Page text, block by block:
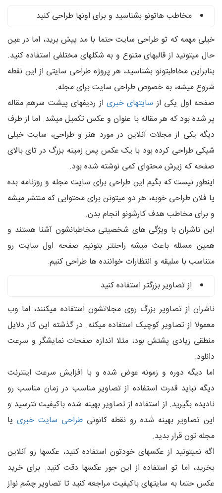
مخاطب هاتونو بشناسید و برای اونها طراحی کنید
خیلی مهمه که تو طراحی سایت حتما با مد پیش برید، اما در عین
حال میتونید از قالبهای متنوع و به شکلهای مختلفی استفاده کنید.
بنابراین مخاطبتونو بشناسید، هر پروژه طراحی سایتی از این نقطه
شروع میشه، به خصوص طراحی سایت برای مجله.
صفحه اول یکی از سایتهای خبری از ردیفهای پیشت سرهم مقاله
پر شده بود که هر مقاله با عنوان و عکس تکمیل میشد. اما از طرف
دیگه یکی از مجلات آنلاین در مورد هنر و طراحی، سایت خیلی
شیکی طراحی کرده بود با یک عکس پس زمینه بزرگ در تای بالای
صفحه که زیرش محتوای کمی نوشته شده بود.
اینطور نیست که بگیم این طراحی برای سایت مجله و روزنامه بده
یا فلان طراحی خوبه، هر دو میتونن برای محتوایی که منتشر میشه
و برای مخاطب هدف کارشونو انجام بدن.
این ناشران با ویژگی های شخصیتی مخاطبانشون آشنا هستند و
همین مسئله باعث میشه راحتتر بتونیم صفحه اول سایت رو
متناسب با سلیقه و انتظارات خواننده ها طراحی کنیم.
از تصاویر بزرگتر استفاده کنید
ناشران از تصاویر بزرگ روی مجلاتشون استفاده میکنند، اما وب
معمولا از تصاویر کوچیک استفاده میکنه. در گذشته این کار دلایل
منطقی زیادی پشتش بود، مثلا اندازه صفحات نمایشگر و سرعت
دانلود.
اما دیگه دوره و زمونه عوض شده و با افزایش سرعت اینترنت
دیگه نباید قدرت استفاده از تصاویر مناسب در زمان مناسب رو
نادیده بگیرید. از استفاده از تصاویر بهینه شده باکیفیت نترسید و
این تصاویر بهینه شده رو نقطه کانونی طراحی سایت خبری یا
مجله تون قرار بدید.
اگه نمیتونید از عکسهای خودتون استفاده کنید، عکسها رو آنلاین
بخرید، اما تو استفاده از این جور عکسها دقت کنید. برای خرید
عکس حتما به سایتهای باکیفیت مراجعه کنید تا تصاویر چشم نواز